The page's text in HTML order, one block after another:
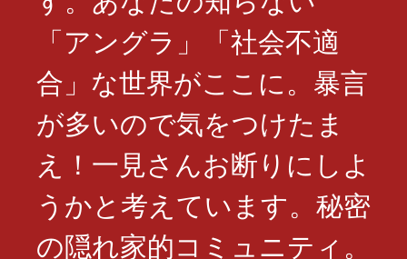
「アングラ」「社会不適
合」な世界がここに。暴言
が多いので気をつけたま
え！一見さんお断りにしよ
うかと考えています。秘密
の隠れ家的コミュニティ。